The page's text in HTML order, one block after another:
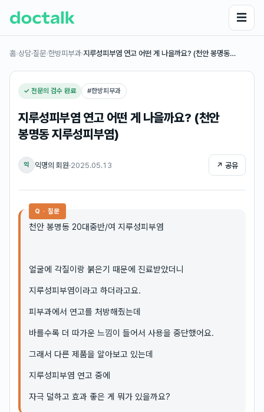
☰
홈›상담·질문›한방피부과›지루성피부염 연고 어떤 게 나을까요? (천안 봉명동…
✓ 전문의 검수 완료 #한방피부과
지루성피부염 연고 어떤 게 나을까요? (천안
봉명동 지루성피부염)
익 익명의 회원·2025.05.13 ↗ 공유
Q · 질문
천안 봉명동 20대중반/여 지루성피부염
얼굴에 각질이랑 붉은기 때문에 진료받았더니
지루성피부염이라고 하더라고요.
피부과에서 연고를 처방해줬는데
바를수록 더 따가운 느낌이 들어서 사용을 중단했어요.
그래서 다른 제품을 알아보고 있는데
지루성피부염 연고 중에
자극 덜하고 효과 좋은 게 뭐가 있을까요?